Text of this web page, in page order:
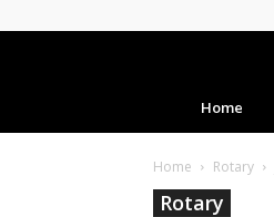
Home
Home Rotary
Rotary